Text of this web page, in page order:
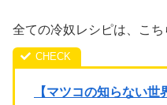
全ての冷奴レシピは、こ
【マツコの知らない